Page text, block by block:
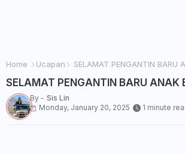
Home Ucapan SELAMAT PENGANTIN BARU
SELAMAT PENGANTIN BARU ANAK
By - Sis Lin
Monday, January 20, 2025
1 minute